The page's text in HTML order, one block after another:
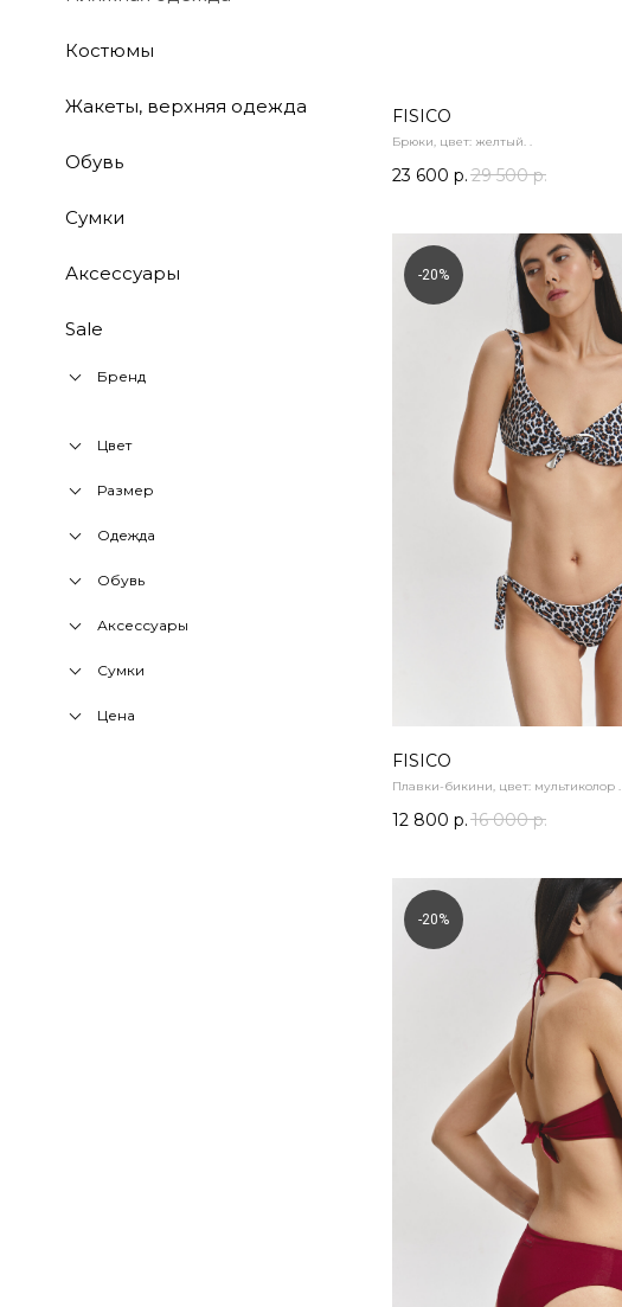
Костюмы
Жакеты, верхняя одежда
Обувь
Сумки
Аксессуары
Sale
Бренд
Цвет
Размер
Одежда
Обувь
Аксессуары
Сумки
Цена
FISICO
Брюки, цвет: желтый. .
23 600 р. 29 500 р.
-20%
FISICO
Плавки-бикини, цвет: мультиколор .
12 800 р. 16 000 р.
-20%